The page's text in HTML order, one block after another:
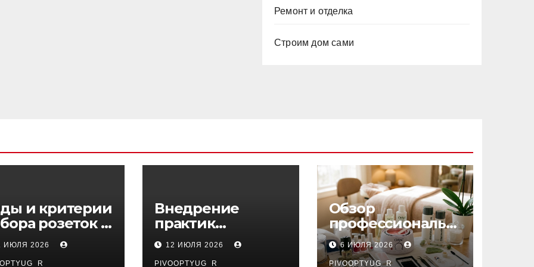
Ремонт и отделка
Строим дом сами
и критерии
розеток и
ИЮЛЯ 2026
Внедрение
практик
управляемого
DevOps в
12 ИЮЛЯ 2026
PIVOOPTYUG_R
Обзор
профессиональн
ых материалов и
инструментов
6 ИЮЛЯ 2026
PIVOOPTYUG_R